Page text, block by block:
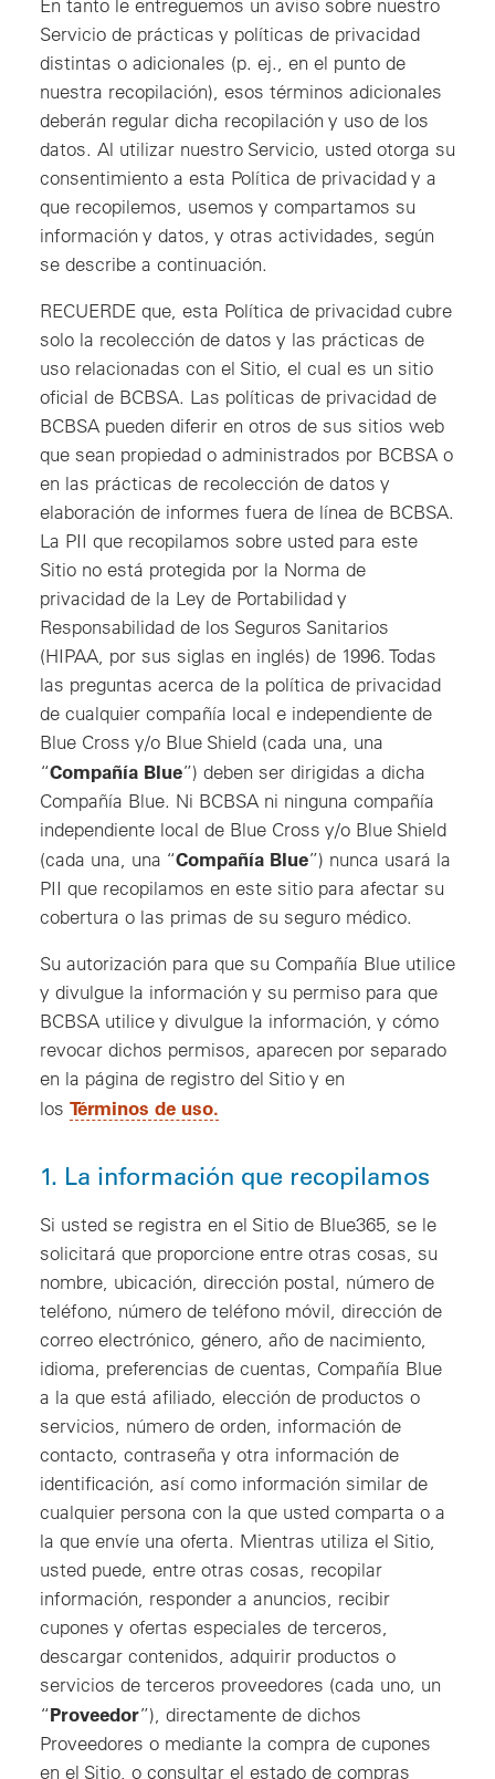
En tanto le entreguemos un aviso sobre nuestro
Servicio de prácticas y políticas de privacidad
distintas o adicionales (p. ej., en el punto de
nuestra recopilación), esos términos adicionales
deberán regular dicha recopilación y uso de los
datos. Al utilizar nuestro Servicio, usted otorga su
consentimiento a esta Política de privacidad y a
que recopilemos, usemos y compartamos su
información y datos, y otras actividades, según
se describe a continuación.
RECUERDE que, esta Política de privacidad cubre
solo la recolección de datos y las prácticas de
uso relacionadas con el Sitio, el cual es un sitio
oficial de BCBSA. Las políticas de privacidad de
BCBSA pueden diferir en otros de sus sitios web
que sean propiedad o administrados por BCBSA o
en las prácticas de recolección de datos y
elaboración de informes fuera de línea de BCBSA.
La PII que recopilamos sobre usted para este
Sitio no está protegida por la Norma de
privacidad de la Ley de Portabilidad y
Responsabilidad de los Seguros Sanitarios
(HIPAA, por sus siglas en inglés) de 1996. Todas
las preguntas acerca de la política de privacidad
de cualquier compañía local e independiente de
Blue Cross y/o Blue Shield (cada una, una
“Compañía Blue”) deben ser dirigidas a dicha
Compañía Blue. Ni BCBSA ni ninguna compañía
independiente local de Blue Cross y/o Blue Shield
(cada una, una “Compañía Blue”) nunca usará la
PII que recopilamos en este sitio para afectar su
cobertura o las primas de su seguro médico.
Su autorización para que su Compañía Blue utilice
y divulgue la información y su permiso para que
BCBSA utilice y divulgue la información, y cómo
revocar dichos permisos, aparecen por separado
en la página de registro del Sitio y en
los Términos de uso.
1. La información que recopilamos
Si usted se registra en el Sitio de Blue365, se le
solicitará que proporcione entre otras cosas, su
nombre, ubicación, dirección postal, número de
teléfono, número de teléfono móvil, dirección de
correo electrónico, género, año de nacimiento,
idioma, preferencias de cuentas, Compañía Blue
a la que está afiliado, elección de productos o
servicios, número de orden, información de
contacto, contraseña y otra información de
identificación, así como información similar de
cualquier persona con la que usted comparta o a
la que envíe una oferta. Mientras utiliza el Sitio,
usted puede, entre otras cosas, recopilar
información, responder a anuncios, recibir
cupones y ofertas especiales de terceros,
descargar contenidos, adquirir productos o
servicios de terceros proveedores (cada uno, un
“Proveedor”), directamente de dichos
Proveedores o mediante la compra de cupones
en el Sitio, o consultar el estado de compras